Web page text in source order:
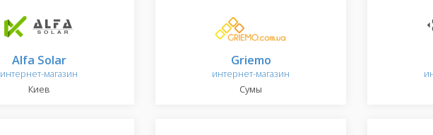
Alfa Solar
интернет-магазин
Киев
Griemo
интернет-магазин
Сумы